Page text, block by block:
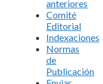
anteriores
Comité
Editorial
Indexaciones
Normas
de
Publicación